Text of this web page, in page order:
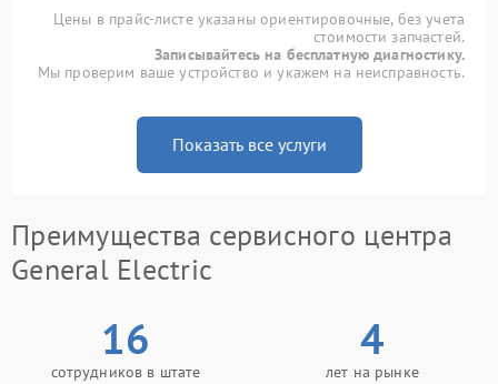
Цены в прайс-листе указаны ориентировочные, без учета
стоимости запчастей.
Записывайтесь на бесплатную диагностику.
Мы проверим ваше устройство и укажем на неисправность.
Показать все услуги
Преимущества сервисного центра
General Electric
16
сотрудников в штате
4
лет на рынке